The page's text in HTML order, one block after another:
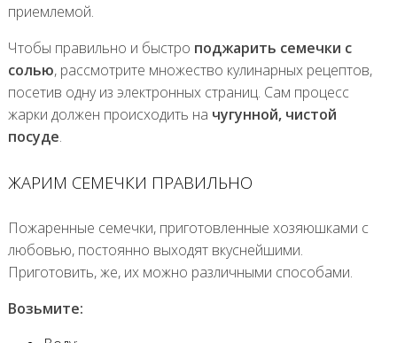
приемлемой.
Чтобы правильно и быстро поджарить семечки с
солью, рассмотрите множество кулинарных рецептов,
посетив одну из электронных страниц. Сам процесс
жарки должен происходить на чугунной, чистой
посуде.
ЖАРИМ СЕМЕЧКИ ПРАВИЛЬНО
Пожаренные семечки, приготовленные хозяюшками с
любовью, постоянно выходят вкуснейшими.
Приготовить, же, их можно различными способами.
Возьмите: